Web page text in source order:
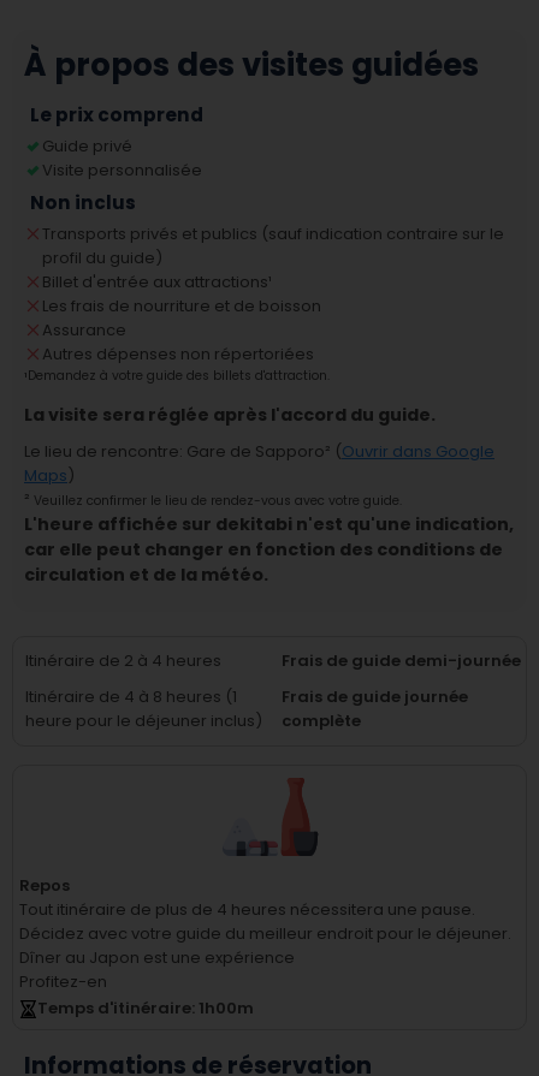
À propos des visites guidées
Le prix comprend
Guide privé
Visite personnalisée
Non inclus
Transports privés et publics (sauf indication contraire sur le
profil du guide)
Billet d'entrée aux attractions¹
Les frais de nourriture et de boisson
Assurance
Autres dépenses non répertoriées
¹Demandez à votre guide des billets d'attraction.
La visite sera réglée après l'accord du guide.
Le lieu de rencontre: Gare de Sapporo² (Ouvrir dans Google
Maps)
² Veuillez confirmer le lieu de rendez-vous avec votre guide.
L'heure affichée sur dekitabi n'est qu'une indication,
car elle peut changer en fonction des conditions de
circulation et de la météo.
Itinéraire de 2 à 4 heures
Frais de guide demi-journée
Itinéraire de 4 à 8 heures (1
heure pour le déjeuner inclus)
Frais de guide journée
complète
Repos
Tout itinéraire de plus de 4 heures nécessitera une pause.
Décidez avec votre guide du meilleur endroit pour le déjeuner.
Dîner au Japon est une expérience
Profitez-en
Temps d'itinéraire: 1h00m
Informations de réservation